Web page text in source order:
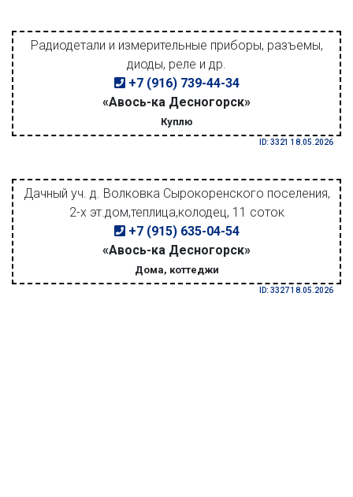
Радиодетали и измерительные приборы, разъемы,
диоды, реле и др.
+7 (916) 739-44-34
«Авось-ка Десногорск»
Куплю
ID: 3321 18.05.2026
Дачный уч. д. Волковка Сырокоренского поселения,
2-х эт.дом,теплица,колодец, 11 соток
+7 (915) 635-04-54
«Авось-ка Десногорск»
Дома, коттеджи
ID: 3327 18.05.2026